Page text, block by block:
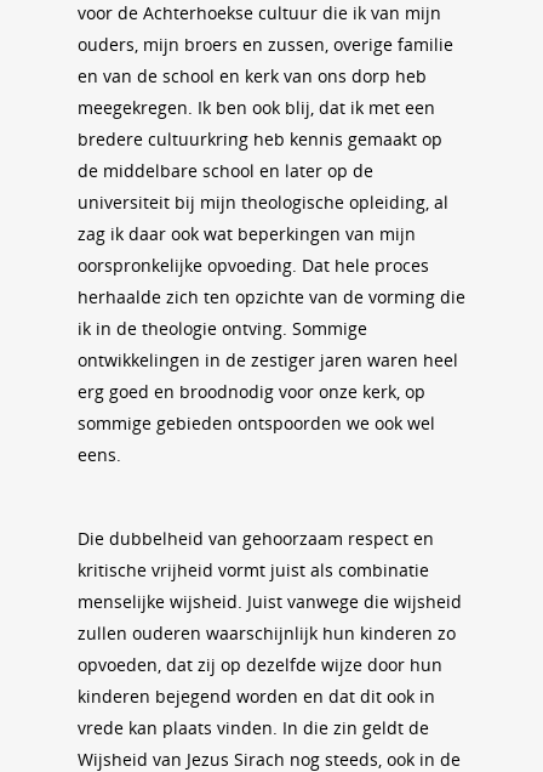
voor de Achterhoekse cultuur die ik van mijn
ouders, mijn broers en zussen, overige familie
en van de school en kerk van ons dorp heb
meegekregen. Ik ben ook blij, dat ik met een
bredere cultuurkring heb kennis gemaakt op
de middelbare school en later op de
universiteit bij mijn theologische opleiding, al
zag ik daar ook wat beperkingen van mijn
oorspronkelijke opvoeding. Dat hele proces
herhaalde zich ten opzichte van de vorming die
ik in de theologie ontving. Sommige
ontwikkelingen in de zestiger jaren waren heel
erg goed en broodnodig voor onze kerk, op
sommige gebieden ontspoorden we ook wel
eens.
Die dubbelheid van gehoorzaam respect en
kritische vrijheid vormt juist als combinatie
menselijke wijsheid. Juist vanwege die wijsheid
zullen ouderen waarschijnlijk hun kinderen zo
opvoeden, dat zij op dezelfde wijze door hun
kinderen bejegend worden en dat dit ook in
vrede kan plaats vinden. In die zin geldt de
Wijsheid van Jezus Sirach nog steeds, ook in de